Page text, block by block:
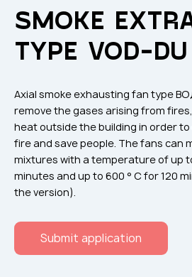
Flame arresters
Ventilation grilles
Noise silensers
Filtres
Accessory
Горнодобывающая
Прочее
SMOKE
TYPE VOD-DU
Axial smoke exhausting fan type
remove the gases arising from
heat outside the building in order
fire and save people. The fans can
mixtures with a temperature of up
minutes and up to 600 ° C for 120
the version).
Submit application